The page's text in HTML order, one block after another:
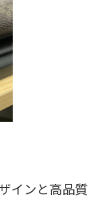
インと高品質